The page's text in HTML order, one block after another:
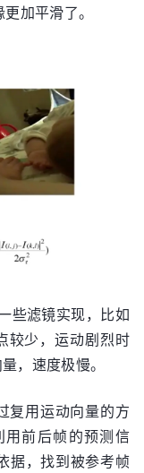
加平滑了。
些滤镜实现，比如
较少，运动剧烈时
，速度极慢。
复用运动向量的方
前后帧的预测信
据，找到被参考帧